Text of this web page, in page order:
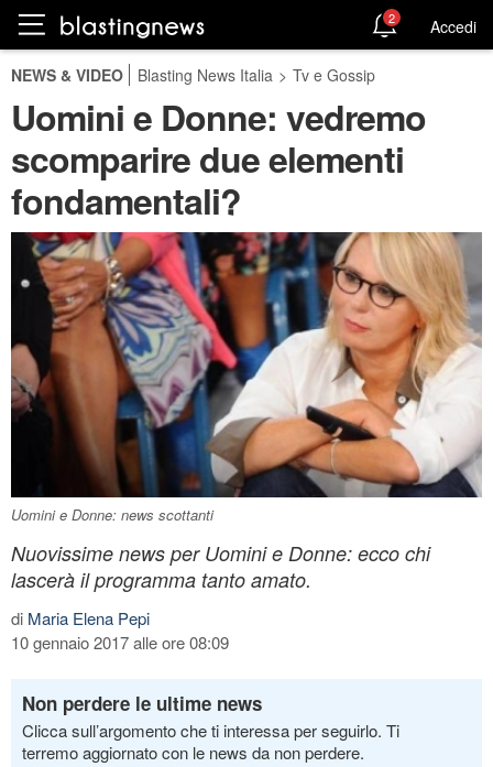
2 Accedi
NEWS & VIDEO Blasting News Italia > Tv e Gossip
Uomini e Donne: vedremo
scomparire due elementi
fondamentali?
Uomini e Donne: news scottanti
Nuovissime news per Uomini e Donne: ecco chi
lascerà il programma tanto amato.
di Maria Elena Pepi
10 gennaio 2017 alle ore 08:09
Non perdere le ultime news
Clicca sull’argomento che ti interessa per seguirlo. Ti
terremo aggiornato con le news da non perdere.